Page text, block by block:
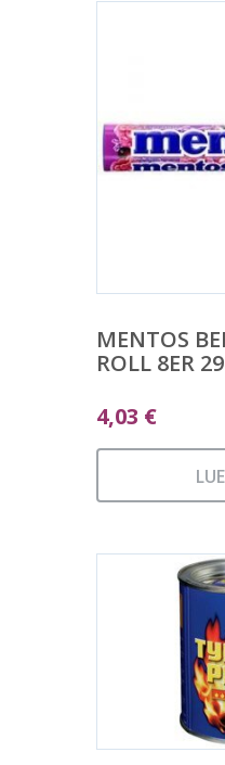
MENTOS
ROLL 8ER
4,03 €